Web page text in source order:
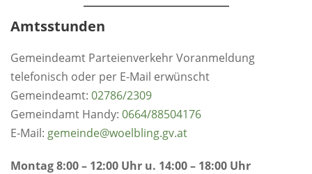
Amtsstunden
Gemeindeamt Parteienverkehr Voranmeldung
telefonisch oder per E-Mail erwünscht
Gemeindeamt: 02786/2309
Gemeindamt Handy: 0664/88504176
E-Mail: gemeinde@woelbling.gv.at
Montag 8:00 – 12:00 Uhr u. 14:00 – 18:00 Uhr